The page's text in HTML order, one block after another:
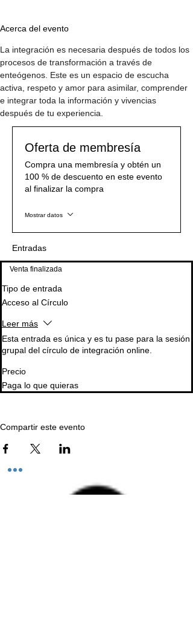
Acerca del evento
La integración es necesaria después de todos los
procesos de transformación a través de
enteógenos. Este es un espacio de escucha
activa, respeto y amor para asimilar, comprender
e integrar toda la información y vivencias
después de tu experiencia.
Oferta de membresía
Compra una membresía y obtén un
100 % de descuento en este evento
al finalizar la compra
Mostrar datos
Entradas
Venta finalizada
Tipo de entrada
Acceso al Círculo
Leer más
Esta entrada es única y es tu pase para la sesión
grupal del círculo de integración online.
Precio
Paga lo que quieras
Compartir este evento